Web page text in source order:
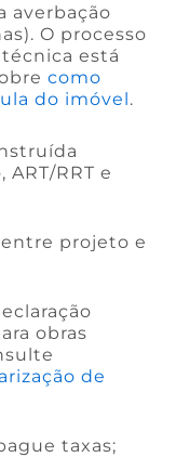
averbação
O processo
está
como
do imóvel.
RRT e
projeto e
obras
de
taxas;